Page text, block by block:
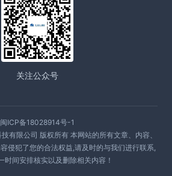
关注公众号
闽ICP备18028914号-1
有限公司 版权所有 本网站的所有文章、内容、
侵犯了您的合法权益,请及时的与我们进行联系,
时间安排核实以及删除相关内容！